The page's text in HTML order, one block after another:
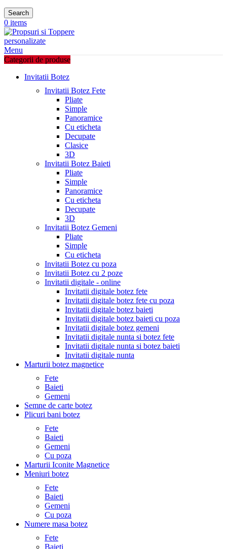
Search
0 items
Menu
Categorii de produse
Invitatii Botez
Invitatii Botez Fete
Pliate
Simple
Panoramice
Cu eticheta
Decupate
Clasice
3D
Invitatii Botez Baieti
Pliate
Simple
Panoramice
Cu eticheta
Decupate
3D
Invitatii Botez Gemeni
Pliate
Simple
Cu eticheta
Invitatii Botez cu poza
Invitatii Botez cu 2 poze
Invitatii digitale - online
Invitatii digitale botez fete
Invitatii digitale botez fete cu poza
Invitatii digitale botez baieti
Invitatii digitale botez baieti cu poza
Invitatii digitale botez gemeni
Invitatii digitale nunta si botez fete
Invitatii digitale nunta si botez baieti
Invitatii digitale nunta
Marturii botez magnetice
Fete
Baieti
Gemeni
Semne de carte botez
Plicuri bani botez
Fete
Baieti
Gemeni
Cu poza
Marturii Iconite Magnetice
Meniuri botez
Fete
Baieti
Gemeni
Cu poza
Numere masa botez
Fete
Baieti